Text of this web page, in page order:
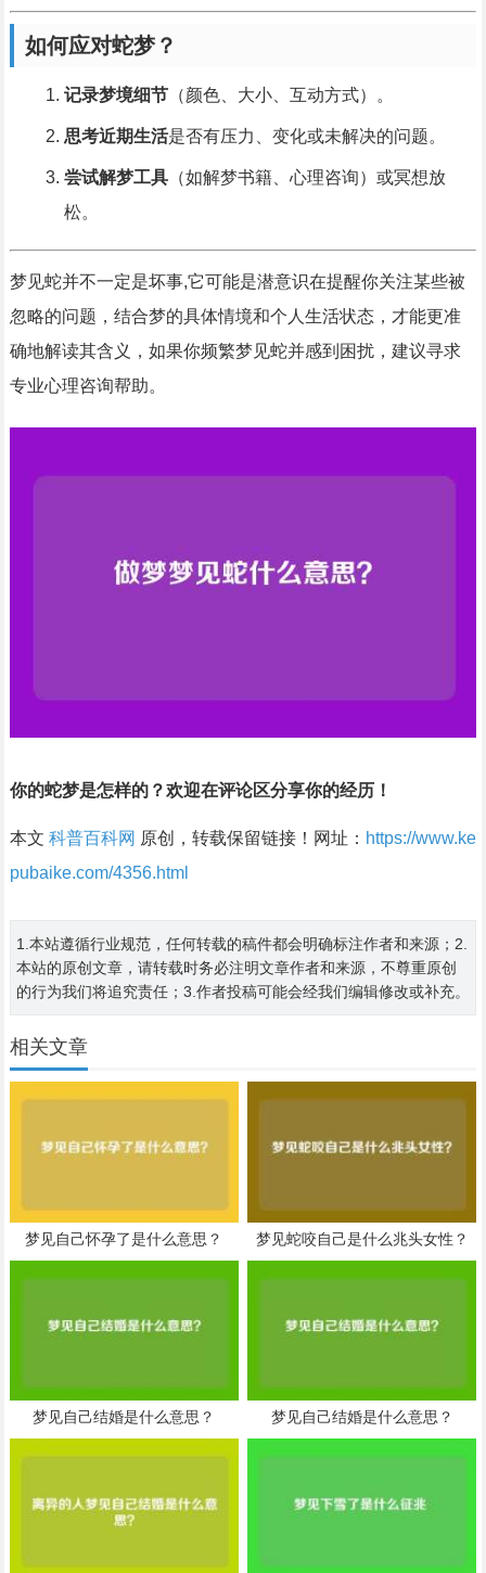
如何应对蛇梦？
记录梦境细节（颜色、大小、互动方式）。
思考近期生活是否有压力、变化或未解决的问题。
尝试解梦工具（如解梦书籍、心理咨询）或冥想放
松。
梦见蛇并不一定是坏事,它可能是潜意识在提醒你关注某些被
忽略的问题，结合梦的具体情境和个人生活状态，才能更准
确地解读其含义，如果你频繁梦见蛇并感到困扰，建议寻求
专业心理咨询帮助。
你的蛇梦是怎样的？欢迎在评论区分享你的经历！
本文 科普百科网 原创，转载保留链接！网址： https://www.ke
pubaike.com/4356.html
1.本站遵循行业规范，任何转载的稿件都会明确标注作者和来源；2.
本站的原创文章，请转载时务必注明文章作者和来源，不尊重原创
的行为我们将追究责任；3.作者投稿可能会经我们编辑修改或补充。
相关文章
梦见自己怀孕了是什么意思？ 梦见蛇咬自己是什么兆头女性？
梦见自己结婚是什么意思？ 梦见自己结婚是什么意思？